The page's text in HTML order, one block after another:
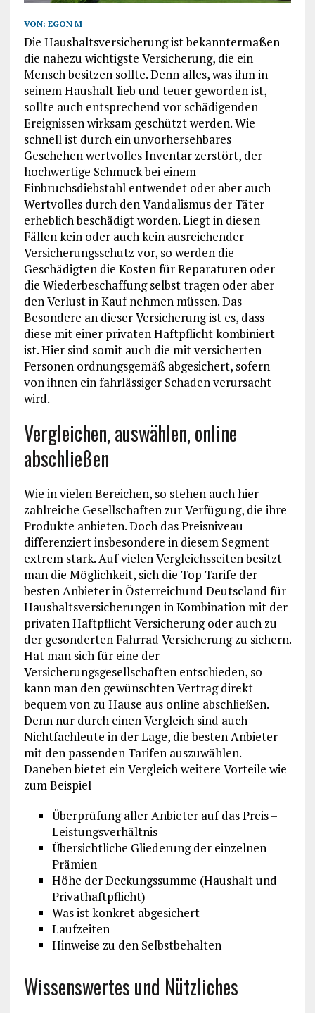
VON: EGON M
Die Haushaltsversicherung ist bekanntermaßen
die nahezu wichtigste Versicherung, die ein
Mensch besitzen sollte. Denn alles, was ihm in
seinem Haushalt lieb und teuer geworden ist,
sollte auch entsprechend vor schädigenden
Ereignissen wirksam geschützt werden. Wie
schnell ist durch ein unvorhersehbares
Geschehen wertvolles Inventar zerstört, der
hochwertige Schmuck bei einem
Einbruchsdiebstahl entwendet oder aber auch
Wertvolles durch den Vandalismus der Täter
erheblich beschädigt worden. Liegt in diesen
Fällen kein oder auch kein ausreichender
Versicherungsschutz vor, so werden die
Geschädigten die Kosten für Reparaturen oder
die Wiederbeschaffung selbst tragen oder aber
den Verlust in Kauf nehmen müssen. Das
Besondere an dieser Versicherung ist es, dass
diese mit einer privaten Haftpflicht kombiniert
ist. Hier sind somit auch die mit versicherten
Personen ordnungsgemäß abgesichert, sofern
von ihnen ein fahrlässiger Schaden verursacht
wird.
Vergleichen, auswählen, online
abschließen
Wie in vielen Bereichen, so stehen auch hier
zahlreiche Gesellschaften zur Verfügung, die ihre
Produkte anbieten. Doch das Preisniveau
differenziert insbesondere in diesem Segment
extrem stark. Auf vielen Vergleichsseiten besitzt
man die Möglichkeit, sich die Top Tarife der
besten Anbieter in Österreichund Deutscland für
Haushaltsversicherungen in Kombination mit der
privaten Haftpflicht Versicherung oder auch zu
der gesonderten Fahrrad Versicherung zu sichern.
Hat man sich für eine der
Versicherungsgesellschaften entschieden, so
kann man den gewünschten Vertrag direkt
bequem von zu Hause aus online abschließen.
Denn nur durch einen Vergleich sind auch
Nichtfachleute in der Lage, die besten Anbieter
mit den passenden Tarifen auszuwählen.
Daneben bietet ein Vergleich weitere Vorteile wie
zum Beispiel
Überprüfung aller Anbieter auf das Preis –
Leistungsverhältnis
Übersichtliche Gliederung der einzelnen
Prämien
Höhe der Deckungssumme (Haushalt und
Privathaftpflicht)
Was ist konkret abgesichert
Laufzeiten
Hinweise zu den Selbstbehalten
Wissenswertes und Nützliches